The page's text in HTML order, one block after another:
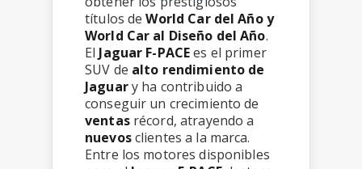
títulos deWorld Car del Año y
World Car al Diseño del Año.
El Jaguar F-PACEes el primer
SUV de alto rendimiento de
Jaguary ha contribuido a
conseguir un crecimiento de
ventasrécord, atrayendo a
nuevosclientes a la marca.
Entre los motores disponibles